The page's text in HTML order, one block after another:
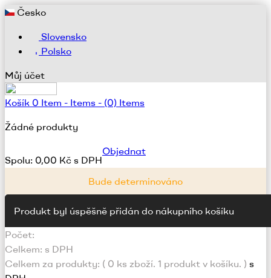
Česko
Slovensko
Polsko
Můj účet
Košík 0 Item - Items - (0) Items
Žádné produkty
Spolu: 0,00 Kč s DPH
Objednat
Bude determinováno
Produkt byl úspěšně přidán do nákupního košíku
Počet:
Celkem: s DPH
Celkem za produkty: ( 0 ks zboží. 1 produkt v košíku. ) s